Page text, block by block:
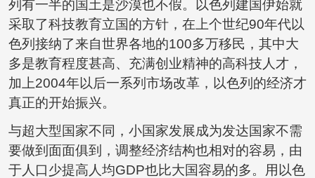
列有一半的国土是沙漠也不假。以色列建国伊始就
采取了科技教育立国的方针，在上个世纪90年代以
色列接纳了来自世界各地的100多万移民，其中大
多是教育程度甚高、充满创业精神的高科技人才，
加上2004年以后一系列市场改革，以色列的经济才
真正的开始振兴。
与超大型国家不同，小国家发展成为发达国家不需
要做到面面俱到，调整经济结构也相对的容易，由
于人口少提高人均GDP也比大国容易的多。用以色